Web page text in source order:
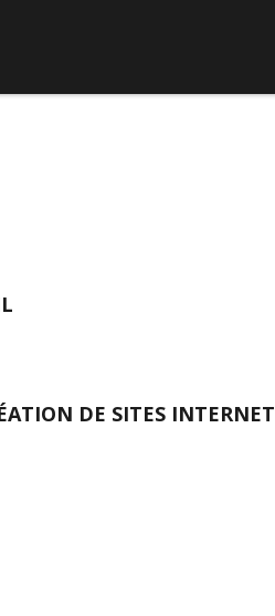
DE SITES INTERNET